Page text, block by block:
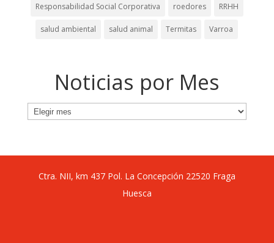
Responsabilidad Social Corporativa roedores RRHH
salud ambiental salud animal Termitas Varroa
Noticias por Mes
Noticias
Ctra. NII, km 437 Pol. La Concepción 22520 Fraga
Huesca